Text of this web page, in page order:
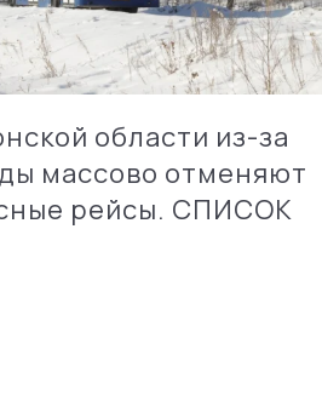
области из-за
массово отменяют
рейсы. СПИСОК